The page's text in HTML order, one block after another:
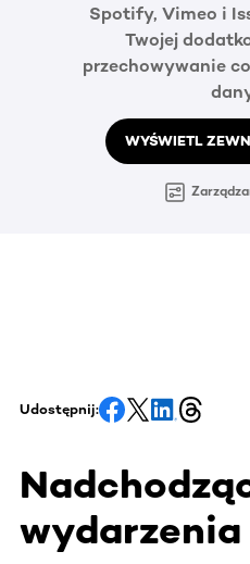
Spotify, Vimeo i
Twojej
przechowywanie
WYŚWIETL
Udostępnij:
wydarzenia